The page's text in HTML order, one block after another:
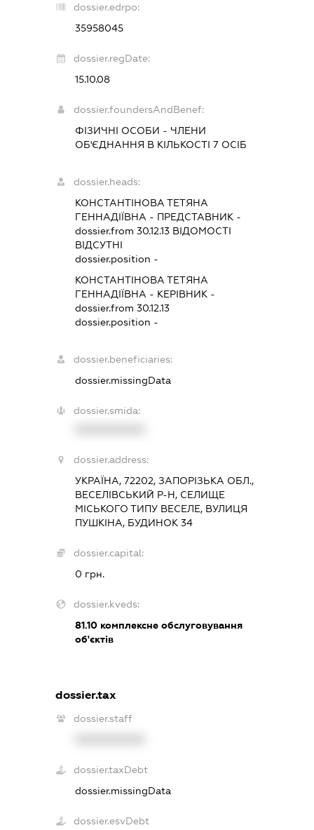
dossier.edrpo:
35958045
dossier.regDate:
15.10.08
dossier.foundersAndBenef:
ФІЗИЧНІ ОСОБИ - ЧЛЕНИ
ОБ'ЄДНАННЯ В КІЛЬКОСТІ 7 ОСІБ
dossier.heads:
КОНСТАНТІНОВА ТЕТЯНА
ГЕННАДІЇВНА - ПРЕДСТАВНИК -
dossier.from 30.12.13ВІДОМОСТІ
ВІДСУТНІ
dossier.position -
КОНСТАНТІНОВА ТЕТЯНА
ГЕННАДІЇВНА - КЕРІВНИК -
dossier.from 30.12.13
dossier.position -
dossier.beneficiaries:
dossier.missingData
dossier.smida:
dossier.address:
УКРАЇНА, 72202, ЗАПОРІЗЬКА ОБЛ.,
ВЕСЕЛІВСЬКИЙ Р-Н, СЕЛИЩЕ
МІСЬКОГО ТИПУ ВЕСЕЛЕ, ВУЛИЦЯ
ПУШКІНА, БУДИНОК 34
dossier.capital:
0 грн.
dossier.kveds:
81.10комплексне обслуговування
об'єктів
dossier.tax
dossier.staff
dossier.taxDebt
dossier.missingData
dossier.esvDebt